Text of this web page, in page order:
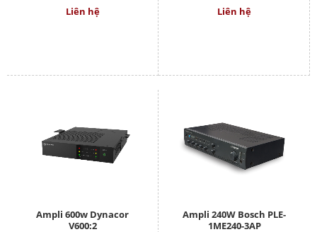
Liên hệ
Liên hệ
Ampli 600w Dynacor
V600:2
Ampli 240W Bosch PLE-
1ME240-3AP